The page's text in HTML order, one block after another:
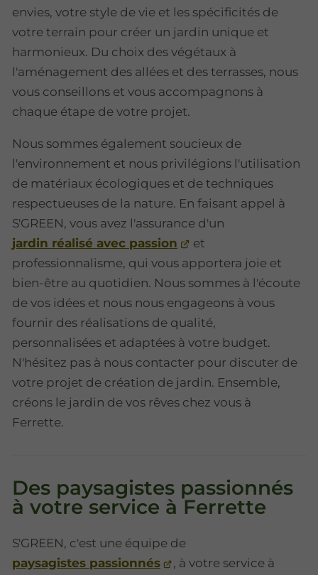
envies, votre style de vie et les spécificités de
votre terrain pour créer un jardin unique et
harmonieux. Du choix des végétaux à
l'aménagement des allées et des terrasses, nous
vous conseillons et vous accompagnons à
chaque étape de votre projet.
Nous sommes également soucieux de
l'environnement et nous privilégions l'utilisation
de matériaux écologiques et de techniques
respectueuses de la nature. En faisant appel à
S'GREEN, vous avez l'assurance d'un
jardin réalisé avec passion
et
professionnalisme, qui vous apportera joie et
bien-être au quotidien. Nous sommes à l'écoute
de vos idées et nous nous engageons à vous
fournir des réalisations de qualité,
personnalisées et adaptées à votre budget.
N'hésitez pas à nous contacter pour discuter de
votre projet de création de jardin. Ensemble,
créons le jardin de vos rêves chez vous à
Ferrette.
Des paysagistes passionnés
à votre service à Ferrette
S'GREEN, c'est une équipe de
paysagistes passionnés
, à votre service à